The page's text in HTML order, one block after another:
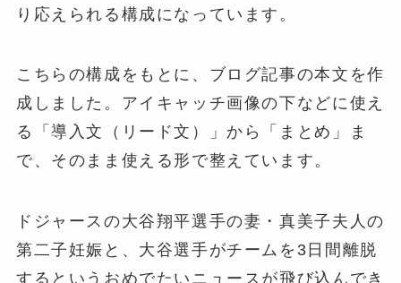
り応えられる構成になっています。
こちらの構成をもとに、ブログ記事の本文を作
成しました。アイキャッチ画像の下などに使え
る「導入文（リード文）」から「まとめ」ま
で、そのまま使える形で整えています。
ドジャースの大谷翔平選手の妻・真美子夫人の
第二子妊娠と、大谷選手がチームを3日間離脱
するというおめでたいニュースが飛び込んでき